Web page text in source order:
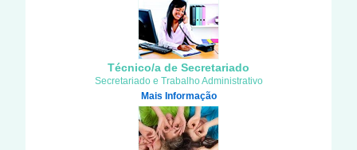
Técnico/a de Secretariado
Secretariado e Trabalho Administrativo
Mais Informação